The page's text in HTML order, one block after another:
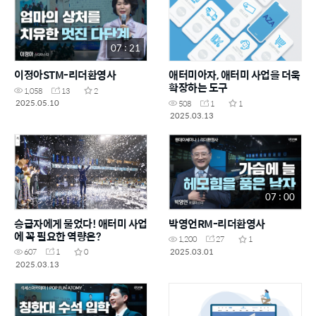
07 : 21
이정아STM-리더환영사
1,058 13
2
2025.05.10
애터미아자, 애터미 사업을 더욱
확장하는 도구
508 1
1
2025.03.13
승급자에게 물었다! 애터미 사업
에 꼭 필요한 역량은?
607 1
0
2025.03.13
07 : 00
박영언RM-리더환영사
1,200 27
1
2025.03.01